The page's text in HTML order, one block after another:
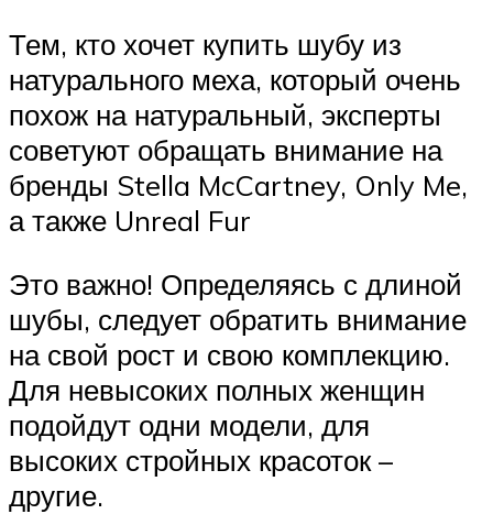
Тем, кто хочет купить шубу из
натурального меха, который очень
похож на натуральный, эксперты
советуют обращать внимание на
бренды Stella McCartney, Only Me,
а также Unreal Fur
Это важно! Определяясь с длиной
шубы, следует обратить внимание
на свой рост и свою комплекцию.
Для невысоких полных женщин
подойдут одни модели, для
высоких стройных красоток –
другие.